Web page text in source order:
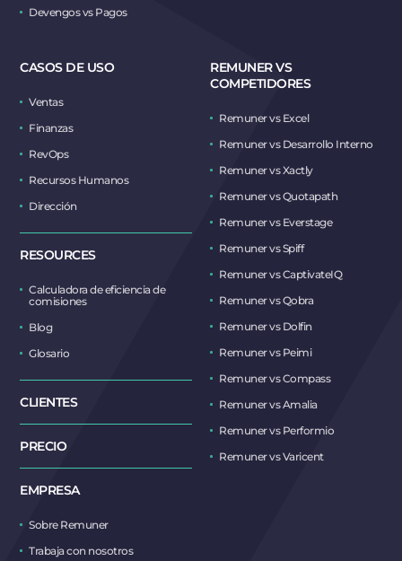
Devengos vs Pagos
CASOS DE USO
Ventas
Finanzas
RevOps
Recursos Humanos
Dirección
RESOURCES
Calculadora de eficiencia de
comisiones
Blog
Glosario
CLIENTES
PRECIO
EMPRESA
Sobre Remuner
Trabaja con nosotros
REMUNER VS
COMPETIDORES
Remuner vs Excel
Remuner vs Desarrollo Interno
Remuner vs Xactly
Remuner vs Quotapath
Remuner vs Everstage
Remuner vs Spiff
Remuner vs CaptivateIQ
Remuner vs Qobra
Remuner vs Dolfin
Remuner vs Peimi
Remuner vs Compass
Remuner vs Amalia
Remuner vs Performio
Remuner vs Varicent